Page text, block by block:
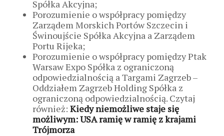
Spółka Akcyjna;
Porozumienie o współpracy pomiędzy
Zarządem Morskich Portów Szczecin i
Świnoujście Spółka Akcyjna a Zarządem
Portu Rijeka;
Porozumienie o współpracy pomiędzy Ptak
Warsaw Expo Spółka z ograniczoną
odpowiedzialnością a Targami Zagrzeb –
Oddziałem Zagrzeb Holding Spółka z
ograniczoną odpowiedzialnością. Czytaj
również: Kiedy niemożliwe staje się
możliwym: USA ramię w ramię z krajami
Trójmorza